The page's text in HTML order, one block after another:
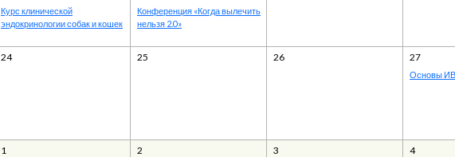
Курс клинической
эндокринологии собак и кошек
Конференция «Когда вылечить
нельзя 2.0»
24 25 26 27
Основы
1 2 3 4